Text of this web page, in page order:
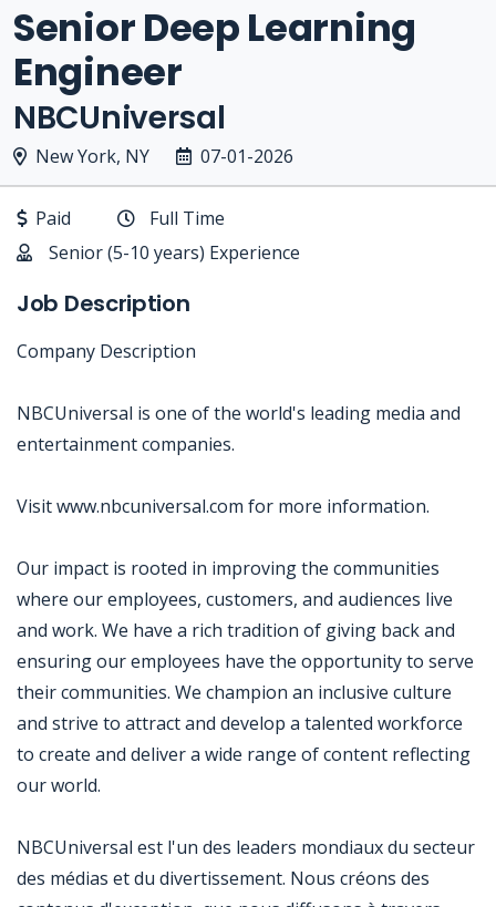
Senior Deep Learning
Engineer
NBCUniversal
New York, NY 07-01-2026
Paid
Full Time
Senior (5-10 years) Experience
Job Description
Company Description
NBCUniversal is one of the world's leading media and
entertainment companies.
Visit www.nbcuniversal.com for more information.
Our impact is rooted in improving the communities
where our employees, customers, and audiences live
and work. We have a rich tradition of giving back and
ensuring our employees have the opportunity to serve
their communities. We champion an inclusive culture
and strive to attract and develop a talented workforce
to create and deliver a wide range of content reflecting
our world.
NBCUniversal est l'un des leaders mondiaux du secteur
des médias et du divertissement. Nous créons des